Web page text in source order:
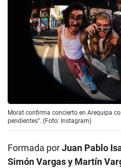
Morat confirma concierto en Arequipa
pendientes”. (Foto: Instagram)
Formada porJuan Pablo
Simón Vargas y Martín